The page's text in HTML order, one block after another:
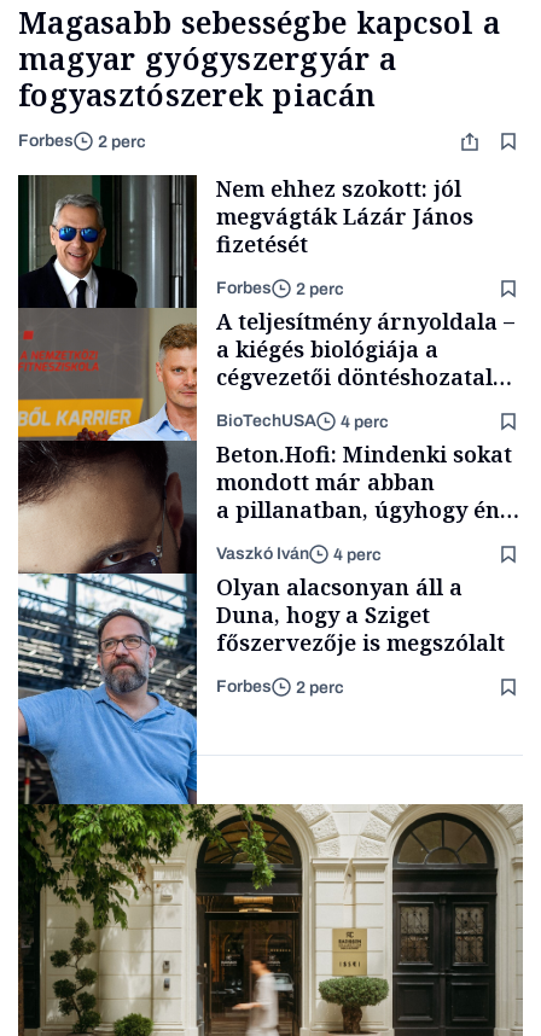
Magasabb sebességbe kapcsol a
magyar gyógyszergyár a
fogyasztószerek piacán
Forbes 2 perc
Politika
Nem ehhez szokott: jól
megvágták Lázár János
fizetését
Forbes 2 perc
Content Lab HUB
A teljesítmény árnyoldala –
a kiégés biológiája a
cégvezetői döntéshozatal
BioTechUSA 4 perc
Forbes-sztori
Beton.Hofi: Mindenki sokat
mondott már abban
a pillanatban, úgyhogy én
a legsarkosabb
gondolataimat akartam
kimondani
Vaszkó Iván 4 perc
Társadalom
Olyan alacsonyan áll a
Duna, hogy a Sziget
főszervezője is megszólalt
Forbes 2 perc